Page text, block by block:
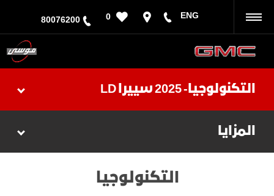
ENG
0
80076200
التكنولوجيا- 2025 سييرا LD
المزايا
التكنولوجيا